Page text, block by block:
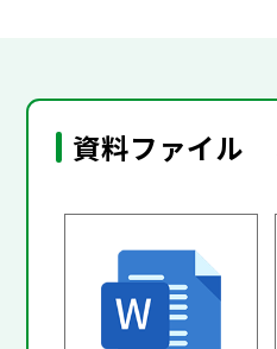
資料ファイル